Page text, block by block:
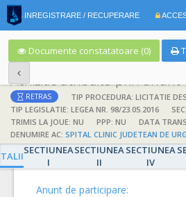
INREGISTRARE / RECUPERARE
Documente constatatoare (0)
RETRAS
TIP PROCEDURA: LICITATIE
TIP LEGISLATIE: LEGEA NR. 98/23.05.2016
TRIMIS LA JOUE: NU
PPP: NU
DATA
DENUMIRE AC: SPITAL CLINIC JUDETEAN DE
SECTIUNEA
I
SECTIUNEA
II
SECTIUNEA
IV
DETALII
Anunt de participare: